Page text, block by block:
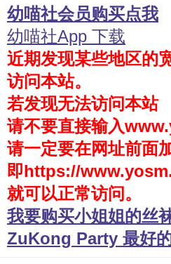
木花琳琳是勇者写真 木花琳琳是
风之领域
喵写真
轻兰映画
少女秩序
会员购买
幼喵社App
幼喵社会员购买点我
幼喵社App 下载
近期发现某些地区的
访问本站。
若发现无法访问本站
请不要直接输入
请一定要在网址前面
即https://
就可以正常访问。
我要购买小姐姐的丝
ZuKong Party 最好